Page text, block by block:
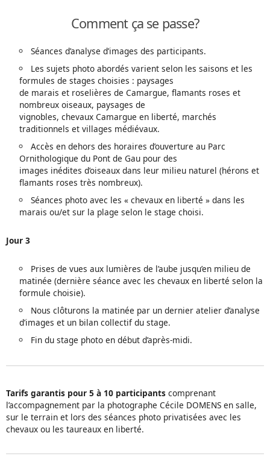
Comment ça se passe?
Séances d’analyse d’images des participants.
Les sujets photo abordés varient selon les saisons et les
formules de stages choisies : paysages
de marais et roselières de Camargue, flamants roses et
nombreux oiseaux, paysages de
vignobles, chevaux Camargue en liberté, marchés
traditionnels et villages médiévaux.
Accès en dehors des horaires d’ouverture au Parc
Ornithologique du Pont de Gau pour des
images inédites d’oiseaux dans leur milieu naturel (hérons et
flamants roses très nombreux).
Séances photo avec les « chevaux en liberté » dans les
marais ou/et sur la plage selon le stage choisi.
Jour 3
Prises de vues aux lumières de l’aube jusqu’en milieu de
matinée (dernière séance avec les chevaux en liberté selon la
formule choisie).
Nous clôturons la matinée par un dernier atelier d’analyse
d’images et un bilan collectif du stage.
Fin du stage photo en début d’après-midi.
Tarifs garantis pour 5 à 10 participants comprenant
l’accompagnement par la photographe Cécile DOMENS en salle,
sur le terrain et lors des séances photo privatisées avec les
chevaux ou les taureaux en liberté.